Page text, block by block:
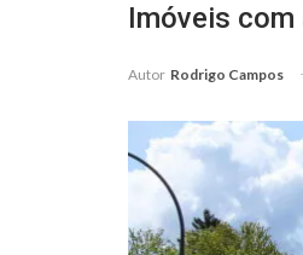
Imóveis
Autor Rodrigo Campos